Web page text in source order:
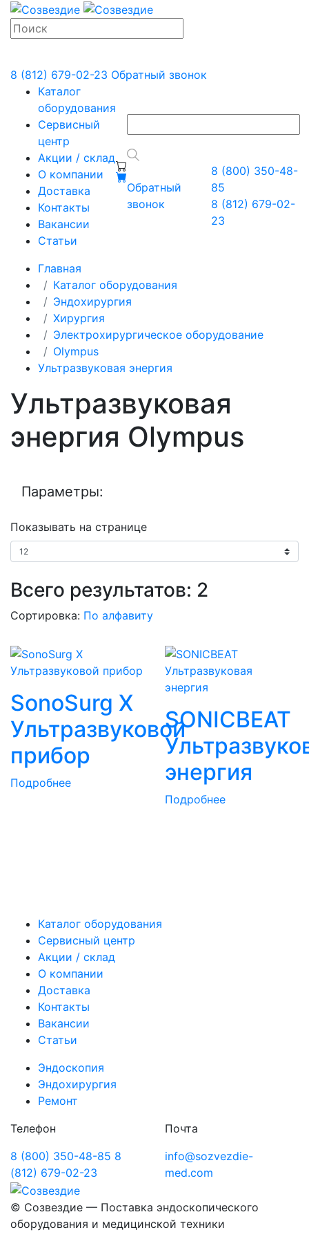
8 (812) 679-02-23 Обратный звонок
Каталог
оборудования
Сервисный
центр
Акции / склад
О компании
Доставка
Контакты
Вакансии
Статьи
Обратный
звонок
8 (800) 350-48-
85
8 (812) 679-02-
23
Главная
Каталог оборудования
Эндохирургия
Хирургия
Электрохирургическое оборудование
Olympus
Ультразвуковая энергия
Ультразвуковая
энергия Olympus
Параметры:
Показывать на странице
Всего результатов: 2
Сортировка: По алфавиту
SonoSurg X
Ультразвуковой
прибор
Подробнее
SONICBEAT
энергия
Подробнее
Каталог оборудования
Сервисный центр
Акции / склад
О компании
Доставка
Контакты
Вакансии
Статьи
Эндоскопия
Эндохирургия
Ремонт
Телефон
8 (800) 350-48-85 8
(812) 679-02-23
Почта
info@sozvezdie-
med.com
© Созвездие — Поставка эндоскопического
оборудования и медицинской техники